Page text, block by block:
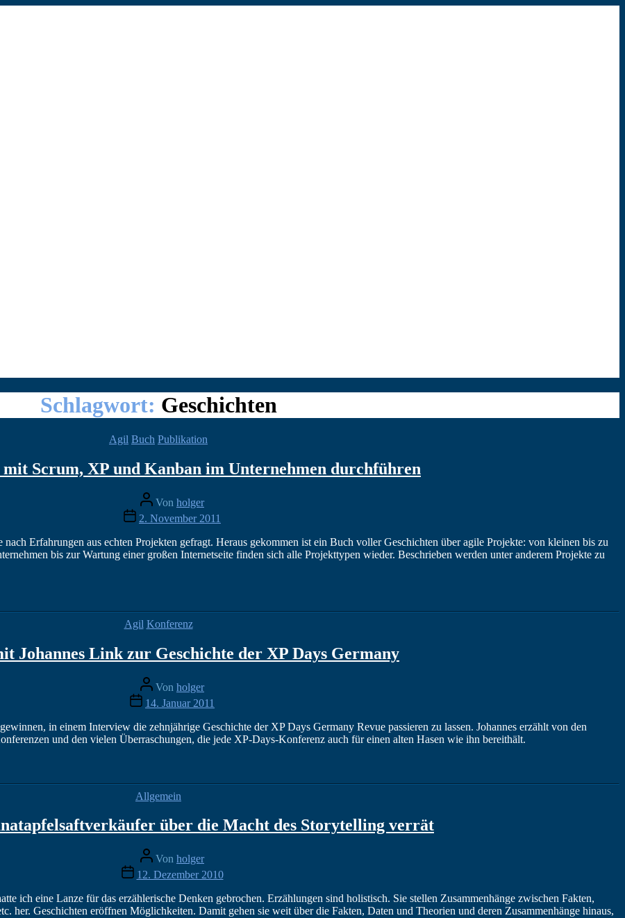
Schlagwort: Geschichten
Kategorien
Agil Buch Publikation
Scrum, XP und Kanban im Unternehmen durchführen
Beitragsautor
Von holger
Veröffentlichungsdatum
2. November 2011
Erfahrungen aus echten Projekten gefragt. Heraus gekommen ist ein Buch voller Geschichten über agile Projekte: von kleinen bis zu
bis zur Wartung einer großen Internetseite finden sich alle Projekttypen wieder. Beschrieben werden unter anderem Projekte zu
Kategorien
Agil Konferenz
Johannes Link zur Geschichte der XP Days Germany
Beitragsautor
Von holger
Veröffentlichungsdatum
14. Januar 2011
in einem Interview die zehnjährige Geschichte der XP Days Germany Revue passieren zu lassen. Johannes erzählt von den
und den vielen Überraschungen, die jede XP-Days-Konferenz auch für einen alten Hasen wie ihn bereithält.
Kategorien
Allgemein
über die Macht des Storytelling verrät
Beitragsautor
Von holger
Veröffentlichungsdatum
12. Dezember 2010
ich eine Lanze für das erzählerische Denken gebrochen. Erzählungen sind holistisch. Sie stellen Zusammenhänge zwischen Fakten,
her. Geschichten eröffnen Möglichkeiten. Damit gehen sie weit über die Fakten, Daten und Theorien und deren Zusammenhänge hinaus,